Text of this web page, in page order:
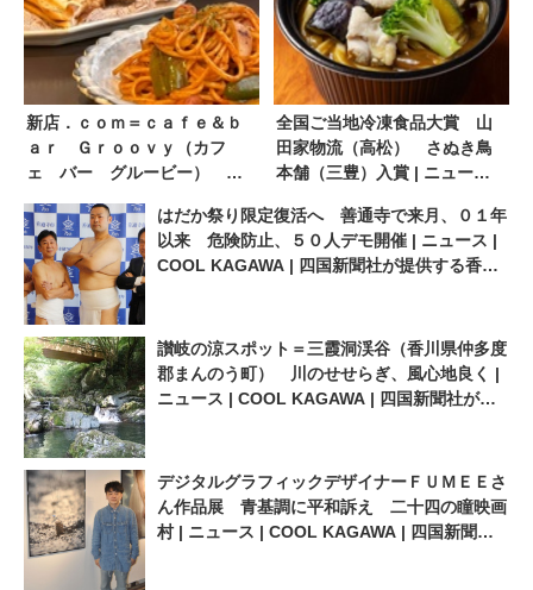
新店．ｃｏｍ＝ｃａｆｅ＆ｂ
ａｒ Ｇｒｏｏｖｙ（カフ
ェ バー グルービー） 季
る 香川県高松市 １２．４
ＯＰＥＮ | ニュース | COOL
KAGAWA | 四国新聞社が提供
する香川の観光情報サイト
全国ご当地冷凍食品大賞 山
田家物流（高松） さぬき鳥
本舗（三豊）入賞 | ニュース |
が提供する香川の観光情報サ
イト
はだか祭り限定復活へ 善通寺で来月、０１年
以来 危険防止、５０人デモ開催 | ニュース |
COOL KAGAWA | 四国新聞社が提供する香川
讃岐の涼スポット＝三霞洞渓谷（香川県仲多度
郡まんのう町） 川のせせらぎ、風心地良く |
ニュース | COOL KAGAWA | 四国新聞社が提
デジタルグラフィックデザイナーＦＵＭＥＥさ
ん作品展 青基調に平和訴え 二十四の瞳映画
村 | ニュース | COOL KAGAWA | 四国新聞社